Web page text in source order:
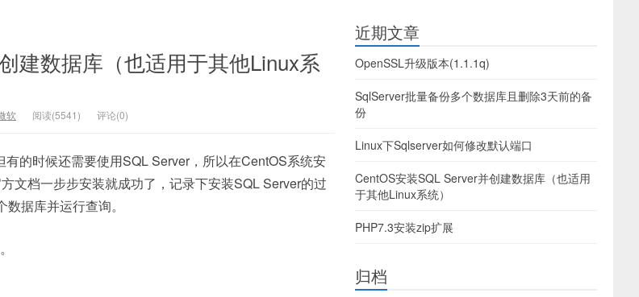
建数据库（也适用于其他Linux系
软 阅读(5541) 评论(0)
的时候还需要使用SQL Server，所以在CentOS系统安
文档一步步安装就成功了，记录下安装SQL Server的过
据库并运行查询。
近期文章
OpenSSL升级版本(1.1.1q)
SqlServer批量备份多个数据库且删除3天前的备
份
Linux下Sqlserver如何修改默认端口
CentOS安装SQL Server并创建数据库（也适用
于其他Linux系统）
PHP7.3安装zip扩展
归档